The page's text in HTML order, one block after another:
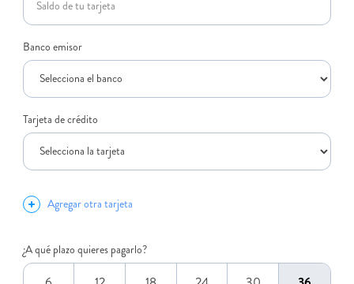
Banco emisor
Tarjeta de crédito
Agregar otra tarjeta
¿A qué plazo quieres pagarlo?